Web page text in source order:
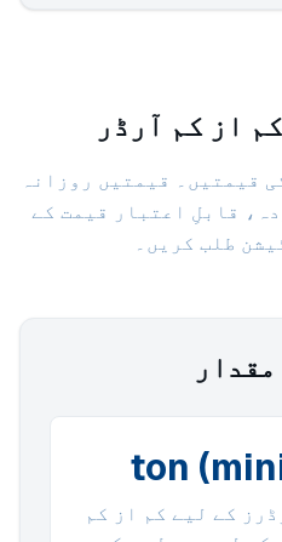
از کم آرڈر
قیمتیں۔ قیمتیں روزانہ
قابلِ اعتبار قیمت کے
طلب کریں۔
کے لیے کم از کم